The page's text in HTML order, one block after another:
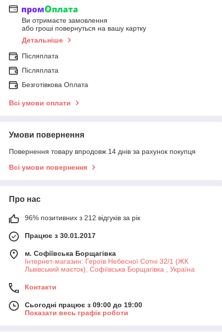
Ви отримаєте замовлення
або гроші повернуться на вашу картку
Детальніше
Післяплата
Післяплата
Безготівкова Оплата
Всі умови оплати
Умови повернення
Повернення товару впродовж 14 днів за рахунок покупця
Всі умови повернення
Про нас
96% позитивних з 212 відгуків за рік
Працює з 30.01.2017
м. Софіївська Борщагівка
Інтернет-магазин: Героїв Небесної Сотні 32/1 (ЖК
Львівський маєток), Софіївська Борщагівка , Україна
Контакти
Сьогодні працює з 09:00 до 19:00
Показати весь графік роботи